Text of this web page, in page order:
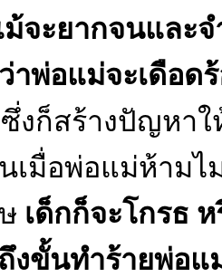
จะยากจนและจ
าพ่อแม่จะเดือดร้
ซึ่งก็สร้างปัญหาใ
เมื่อพ่อแม่ห้ามไ
เด็กก็จะโกรธ
งขั้นทำร้ายพ่อแ